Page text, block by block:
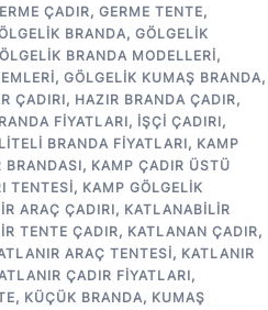
ÇADIR, GERME TENTE,
BRANDA, GÖLGELIK
BRANDA MODELLERI,
, GÖLGELIK KUMAŞ BRANDA,
ÇADIRI, HAZIR BRANDA ÇADIR,
FIYATLARI, IŞÇI ÇADIRI,
BRANDA FIYATLARI, KAMP
BRANDASI, KAMP ÇADIR ÜSTÜ
TENTESI, KAMP GÖLGELIK
ARAÇ ÇADIRI, KATLANABILIR
TENTE ÇADIR, KATLANAN ÇADIR,
ARAÇ TENTESI, KATLANIR
ÇADIR FIYATLARI,
, KÜÇÜK BRANDA, KUMAŞ